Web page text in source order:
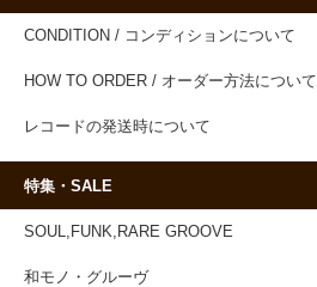
CONDITION / コンディションについて
HOW TO ORDER / オーダー方法について
レコードの発送時について
特集・SALE
SOUL,FUNK,RARE GROOVE
和モノ・グルーヴ